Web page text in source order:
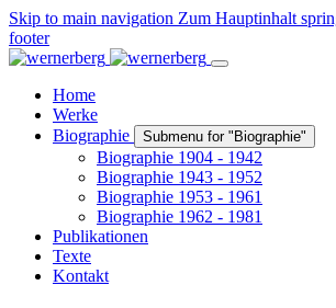
Skip to main navigation Zum Hauptinhalt
footer
Home
Werke
Biographie
Submenu for "Biographie"
Biographie 1904 - 1942
Biographie 1943 - 1952
Biographie 1953 - 1961
Biographie 1962 - 1981
Publikationen
Texte
Kontakt